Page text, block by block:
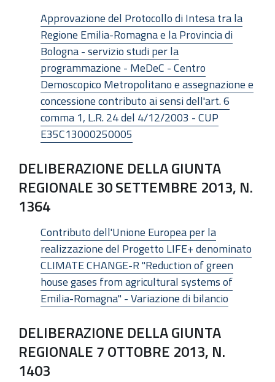
Approvazione del Protocollo di Intesa tra la
Regione Emilia-Romagna e la Provincia di
Bologna - servizio studi per la
programmazione - MeDeC - Centro
Demoscopico Metropolitano e assegnazione e
concessione contributo ai sensi dell'art. 6
comma 1, L.R. 24 del 4/12/2003 - CUP
E35C13000250005
DELIBERAZIONE DELLA GIUNTA
REGIONALE 30 SETTEMBRE 2013, N.
1364
Contributo dell'Unione Europea per la
realizzazione del Progetto LIFE+ denominato
CLIMATE CHANGE-R "Reduction of green
house gases from agricultural systems of
Emilia-Romagna" - Variazione di bilancio
DELIBERAZIONE DELLA GIUNTA
REGIONALE 7 OTTOBRE 2013, N.
1403